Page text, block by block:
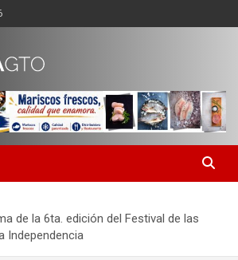
de la 6ta. edición del Festival de las
Independencia